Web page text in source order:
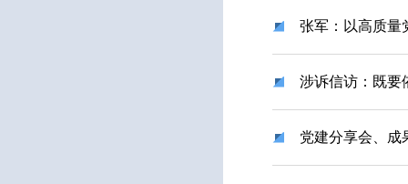
张军：以高质量
涉诉信访：既要
党建分享会、成